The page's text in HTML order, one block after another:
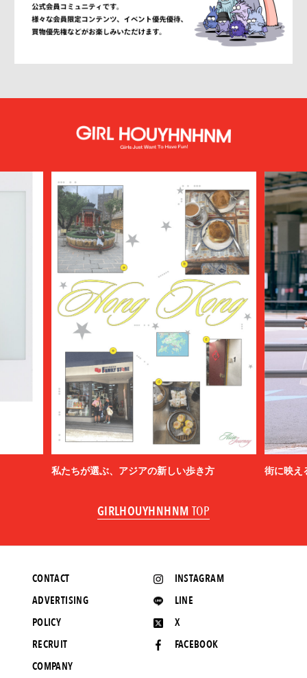
私たちが選ぶ、アジアの新しい歩き方 街に映え
GIRLHOUYHNHNM TOP
INSTAGRAM
LINE
X
FACEBOOK
CONTACT
ADVERTISING
POLICY
RECRUIT
COMPANY